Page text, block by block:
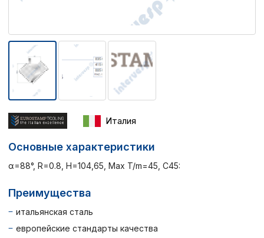
Италия
Основные характеристики
α=88°, R=0.8, H=104,65, Max T/m=45, C45:
Преимущества
итальянская сталь
европейские стандарты качества